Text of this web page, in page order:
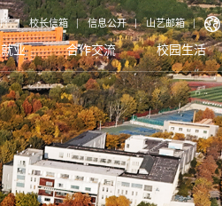
校长信箱 信息公开 山艺邮箱
业 合作交流 校园生活